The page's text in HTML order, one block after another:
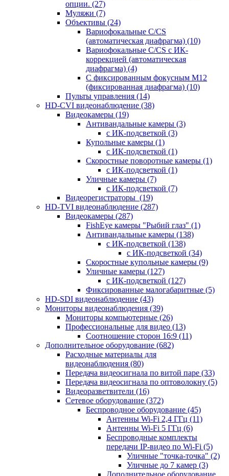
опции. (27)
Муляжи (7)
Объективы (24)
Вариофокальные C/CS
(автоматическая диафрагма) (10)
Вариофокальные C/CS с ИК-
коррекцией (автоматическая
диафрагма) (4)
С фиксированным фокусным М12
(фиксированная диафрагма) (10)
Пульты управления (14)
HD-CVI видеонаблюдение (38)
Видеокамеры (19)
Антивандальные камеры (3)
с ИК-подсветкой (3)
Купольные камеры (1)
с ИК-подсветкой (1)
Скоростные поворотные камеры (1)
с ИК-подсветкой (1)
Уличные камеры (7)
с ИК-подсветкой (7)
Видеорегистраторы (19)
HD-TVI видеонаблюдение (287)
Видеокамеры (287)
FishEye камеры "Рыбий глаз" (1)
Антивандальные камеры (138)
с ИК-подсветкой (138)
с ИК-подсветкой (34)
Скоростные купольные камеры (9)
Уличные камеры (127)
с ИК-подсветкой (127)
Фиксированные малогабаритные (5)
HD-SDI видеонаблюдение (43)
Мониторы видеонаблюдения (39)
Мониторы компьютерные (26)
Профессиональные для видео (13)
Соотношение сторон 16:9 (11)
Дополнительное оборудование (682)
Расходные материалы для
видеонаблюдения (80)
Передача видеосигнала по витой паре (33)
Передача видеосигнала по оптоволокну (5)
Видеоразветвители (16)
Сетевое оборудование (372)
Беспроводное оборудование (45)
Антенны Wi-Fi 2,4 ГГц (11)
Антенны Wi-Fi 5 ГГц (6)
Беспроводные комплекты
передачи IP-видео по Wi-Fi (5)
Уличные "точка-точка" (2)
Уличные до 7 камер (3)
Дополнительное оборудование